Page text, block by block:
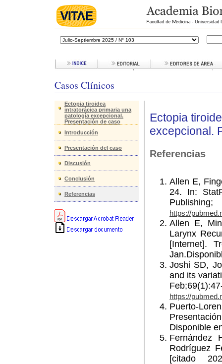
Casos Clínicos
Ectopia tiroidea
intratorácica primaria una
patología excepcional.
Presentación de caso
Introducción
Presentación del caso
Discusión
Conclusión
Referencias
Ectopia
excepcional.
Referencias
Allen E,
24. In:
https://
Allen E,
Larynx
[Internet].
Joshi SD,
and its
https://
Puerto-
Disponible
Fernández
Rodríguez
[citado